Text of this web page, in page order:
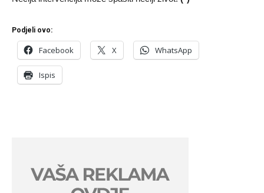
Podjeli ovo:
Facebook X WhatsApp
Ispis